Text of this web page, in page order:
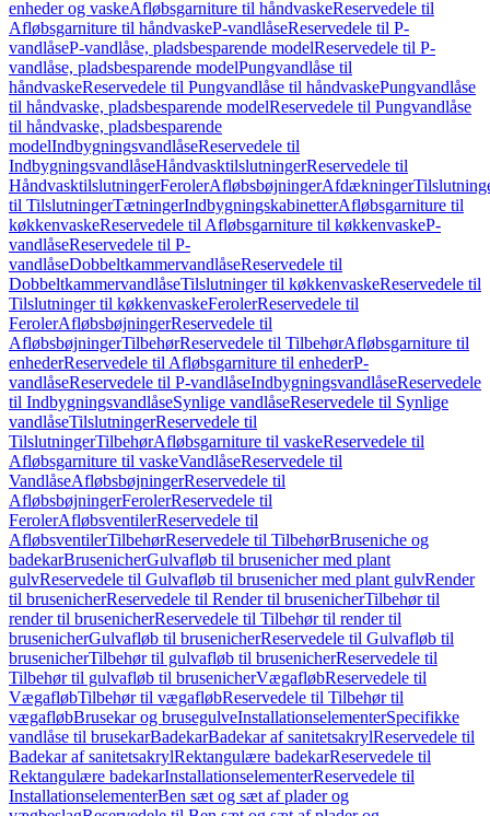
enheder og vaskeAfløbsgarniture til håndvaskeReservedele til
Afløbsgarniture til håndvaskeP-vandlåseReservedele til P-
vandlåseP-vandlåse, pladsbesparende modelReservedele til P-
vandlåse, pladsbesparende modelPungvandlåse til
håndvaskeReservedele til Pungvandlåse til håndvaskePungvandlåse
til håndvaske, pladsbesparende modelReservedele til Pungvandlåse
til håndvaske, pladsbesparende
modelIndbygningsvandlåseReservedele til
IndbygningsvandlåseHåndvasktilslutningerReservedele til
HåndvasktilslutningerFerolerAfløbsbøjningerAfdækninger
til TilslutningerTætningerIndbygningskabinetterAfløbsgarniture til
køkkenvaskeReservedele til Afløbsgarniture til køkkenvaskeP-
vandlåseReservedele til P-
vandlåseDobbeltkammervandlåseReservedele til
DobbeltkammervandlåseTilslutninger til køkkenvaskeReservedele til
Tilslutninger til køkkenvaskeFerolerReservedele til
FerolerAfløbsbøjningerReservedele til
AfløbsbøjningerTilbehørReservedele til TilbehørAfløbsgarniture til
enhederReservedele til Afløbsgarniture til enhederP-
vandlåseReservedele til P-vandlåseIndbygningsvandlåseReservedele
til IndbygningsvandlåseSynlige vandlåseReservedele til Synlige
vandlåseTilslutningerReservedele til
TilslutningerTilbehørAfløbsgarniture til vaskeReservedele til
Afløbsgarniture til vaskeVandlåseReservedele til
VandlåseAfløbsbøjningerReservedele til
AfløbsbøjningerFerolerReservedele til
FerolerAfløbsventilerReservedele til
AfløbsventilerTilbehørReservedele til TilbehørBruseniche og
badekarBrusenicherGulvafløb til brusenicher med plant
gulvReservedele til Gulvafløb til brusenicher med plant gulvRender
til brusenicherReservedele til Render til brusenicherTilbehør til
render til brusenicherReservedele til Tilbehør til render til
brusenicherGulvafløb til brusenicherReservedele til Gulvafløb til
brusenicherTilbehør til gulvafløb til brusenicherReservedele til
Tilbehør til gulvafløb til brusenicherVægafløbReservedele til
VægafløbTilbehør til vægafløbReservedele til Tilbehør til
vægafløbBrusekar og brusegulveInstallationselementerSpecifikke
vandlåse til brusekarBadekarBadekar af sanitetsakrylReservedele til
Badekar af sanitetsakrylRektangulære badekarReservedele til
Rektangulære badekarInstallationselementerReservedele til
InstallationselementerBen sæt og sæt af plader og